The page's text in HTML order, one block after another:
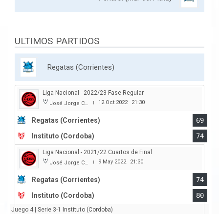
ULTIMOS PARTIDOS
Regatas (Corrientes)
Liga Nacional - 2022/23 Fase Regular
José Jorge Contte | 12 Oct 2022 21:30
Regatas (Corrientes)
69
Instituto (Cordoba)
74
Liga Nacional - 2021/22 Cuartos de Final
José Jorge Contte | 9 May 2022 21:30
Regatas (Corrientes)
74
Instituto (Cordoba)
80
Juego 4 | Serie 3-1 Instituto (Cordoba)